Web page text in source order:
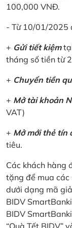
100,000 VNĐ.
- Từ 10/01/2025
+ Gửi tiết kiệm
tháng số tiền từ
+ Chuyển tiền
+ Mở tài khoản
VAT)
+ Mở mới thẻ tín
tiêu.
Các khách hàng
tặng để mua các
dưới dạng mã
BIDV
BIDV
“Quà Tết BIDV”